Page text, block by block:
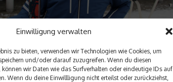
Einwilligung verwalten
zu bieten, verwenden wir Technologien wie Cookies, um
und/oder darauf zuzugreifen. Wenn du diesen
wir Daten wie das Surfverhalten oder eindeutige IDs auf
Wenn du deine Einwillligung nicht erteilst oder zurückziehst,
Maier im Interview